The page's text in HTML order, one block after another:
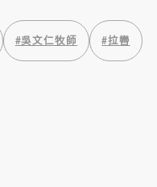
#吳文仁牧師 #拉轡